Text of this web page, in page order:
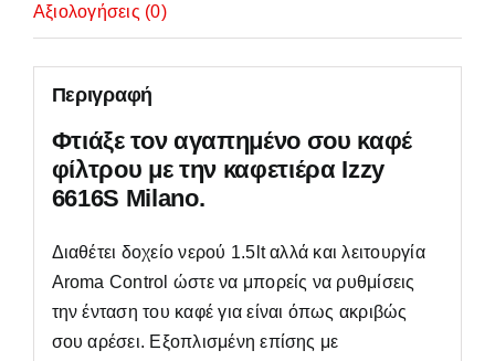
Αξιολογήσεις (0)
Περιγραφή
Φτιάξε τον αγαπημένο σου καφέ
φίλτρου με την καφετιέρα Izzy
6616S Milano.
Διαθέτει δοχείο νερού 1.5lt αλλά και λειτουργία
Aroma Control ώστε να μπορείς να ρυθμίσεις
την ένταση του καφέ για είναι όπως ακριβώς
σου αρέσει. Εξοπλισμένη επίσης με